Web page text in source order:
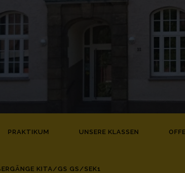
PRAKTIKUM UNSERE KLASSEN
KITA/GS GS/SEK1